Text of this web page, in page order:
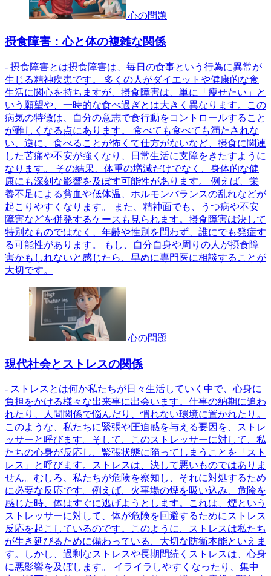
心の問題
摂食障害：心と体の複雑な関係
- 摂食障害とは摂食障害は、毎日の食事という行為に異常が
生じる精神疾患です。 多くの人がダイエットや健康的な食
生活に関心を持ちますが、摂食障害は、単に「痩せたい」と
いう願望や、一時的な食べ過ぎとは大きく異なります。この
病気の特徴は、自分の意志で食行動をコントロールすること
が難しくなる点にあります。 食べても食べても満たされな
い、逆に、食べることが怖くて仕方がないなど、摂食に関連
した苦痛や不安が強くなり、日常生活に支障をきたすように
なります。 その結果、体重の増減だけでなく、身体的な健
康にも深刻な影響を及ぼす可能性があります。 例えば、栄
養不足による貧血や低体温、ホルモンバランスの乱れなどが
起こりやすくなります。 また、精神面でも、うつ病や不安
障害などを併発するケースも見られます。摂食障害は決して
特別なものではなく、年齢や性別を問わず、誰にでも発症す
る可能性があります。 もし、自分自身や周りの人が摂食障
害かもしれないと感じたら、早めに専門医に相談することが
大切です。
心の問題
現代社会とストレスの関係
- ストレスとは何か私たちが日々生活していく中で、心身に
負担をかける様々な出来事に出会います。仕事の納期に追わ
れたり、人間関係で悩んだり、慣れない環境に置かれたり。
このような、私たちに緊張や圧迫感を与える要因を、ストレ
ッサーと呼びます。そして、このストレッサーに対して、私
たちの心身が反応し、緊張状態に陥ってしまうことを「スト
レス」と呼びます。ストレスは、決して悪いものではありま
せん。むしろ、私たちが危険を察知し、それに対処するため
に必要な反応です。例えば、火事場の煙を吸い込み、危険を
感じた時、体はすぐに逃げようとします。これは、煙という
ストレッサーに対して、体が危険を回避するためにストレス
反応を起こしているのです。このように、ストレスは私たち
が生き延びるために備わっている、大切な防衛本能といえま
す。しかし、過剰なストレスや長期間続くストレスは、心身
に悪影響を及ぼします。 イライラしやすくなったり、集中